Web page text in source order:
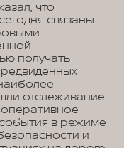
что
связаны
получать
отслеживание
в режиме
и